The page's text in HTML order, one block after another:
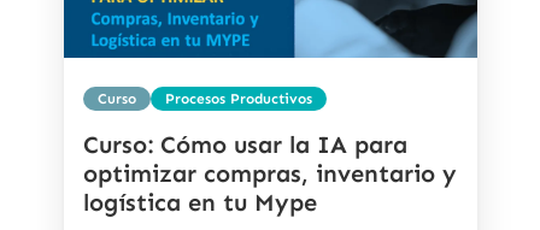
Curso Procesos Productivos
Curso: Cómo usar la IA para
optimizar compras, inventario y
logística en tu Mype